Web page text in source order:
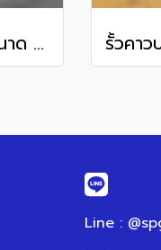
รั้วคาวบอย 4 ราว ขนาด 6 นิ้ว x 6 นิ้ว x 2 เมตร
Line :